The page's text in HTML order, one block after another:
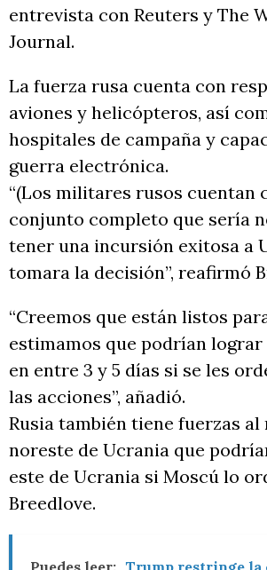
entrevista con Reuters y The
Journal.
La fuerza rusa cuenta con
aviones y helicópteros, así
hospitales de campaña y
guerra electrónica.
“(Los militares rusos cuentan
conjunto completo que sería
tener una incursión exitosa a
tomara la decisión”, reafirmó
“Creemos que están listos
estimamos que podrían lograr
en entre 3 y 5 días si se les
las acciones”, añadió.
Rusia también tiene fuerzas
noreste de Ucrania que
este de Ucrania si Moscú lo
Breedlove.
Puedes leer: Trump restringe la